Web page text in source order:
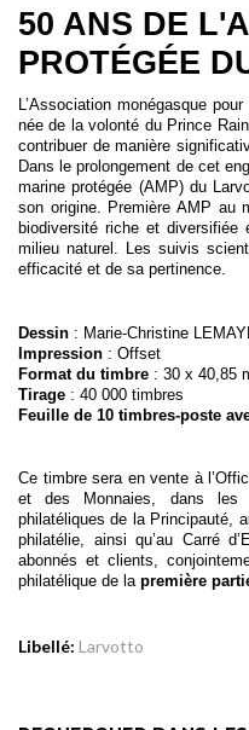
50 ANS DE
PROTÉGÉE
L’Association monégasque
née de la volonté du Prince
contribuer de manière
Dans le prolongement de cet
marine protégée (AMP) du
son origine. Première AMP au
biodiversité riche et diversifiée
milieu naturel. Les suivis
efficacité et de sa pertinence.
Dessin : Marie-Christine
Impression : Offset
Format du timbre : 30 x 40,85
Tirage : 40 000 timbres
Feuille de 10 timbres-poste
Ce timbre sera en vente à
et des Monnaies, dans les
philatéliques de la Principauté,
philatélie, ainsi qu’au Carré
abonnés et clients,
philatélique de la première
Libellé: Larvotto